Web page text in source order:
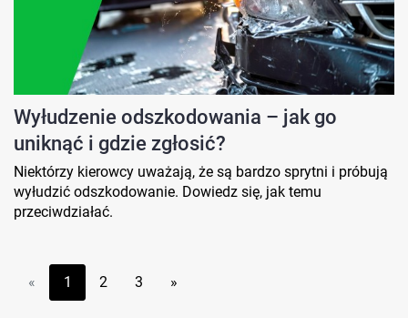
Wyłudzenie odszkodowania – jak go
uniknąć i gdzie zgłosić?
Niektórzy kierowcy uważają, że są bardzo sprytni i próbują
wyłudzić odszkodowanie. Dowiedz się, jak temu
przeciwdziałać.
« 1 2 3 »